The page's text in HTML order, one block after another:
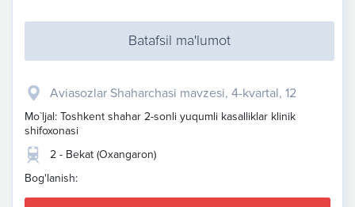
Batafsil ma'lumot
Aviasozlar Shaharchasi mavzesi, ​4-kvartal, 12
Mo`ljal: Toshkent shahar 2-sonli yuqumli kasalliklar klinik
shifoxonasi
2 - Bekat (Oxangaron)
Bog'lanish: